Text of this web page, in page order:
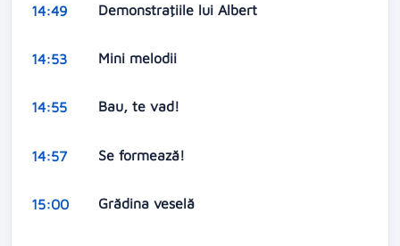
14:49 Demonstraţiile lui Albert
14:53 Mini melodii
14:55 Bau, te vad!
14:57 Se formează!
15:00 Grădina veselă